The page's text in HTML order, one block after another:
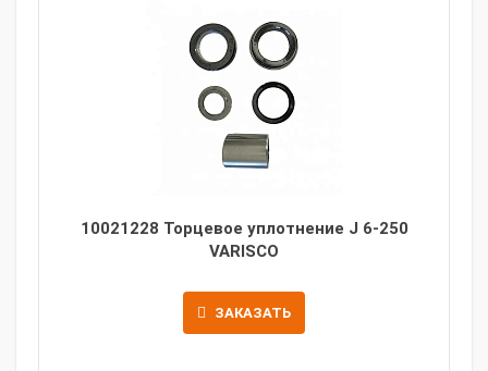
10021228 Торцевое уплотнение J 6-250
VARISCO
ЗАКАЗАТЬ